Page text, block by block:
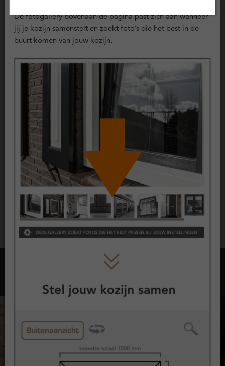
Politiekeurmerk Veilig Wonen
SKG Keurmerk
Garantie op kunststof kozijnen
Kunststof kozijnen zijn ontwikkeld voor langdurig gebruik en
hebben een lange levensverwachting. Op de belangrijkste
onderdelen gelden vaste garantieperiodes.
10 jaar garantie op kunststof kozijnen
10 jaar garantie op glas
2 jaar garantie op hang- en sluitwerk
De exacte voorwaarden en dekking zijn vastgelegd in de
De fotogallery bovenaan de pagina past zich aan wanneer
jij je kozijn samenstelt en zoekt foto’s die het best in de
buurt komen van jouw kozijn.
Opties met kozijnen